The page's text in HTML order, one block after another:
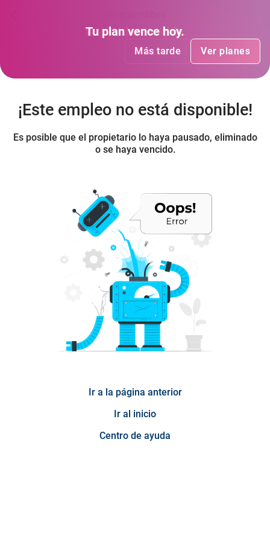
Tu plan ha vencido.
Más tarde Ver planes
Tu plan vence hoy.
Más tarde Ver planes
¡Este empleo no está disponible!
Es posible que el propietario lo haya pausado, eliminado
o se haya vencido.
Ir a la página anterior
Ir al inicio
Centro de ayuda